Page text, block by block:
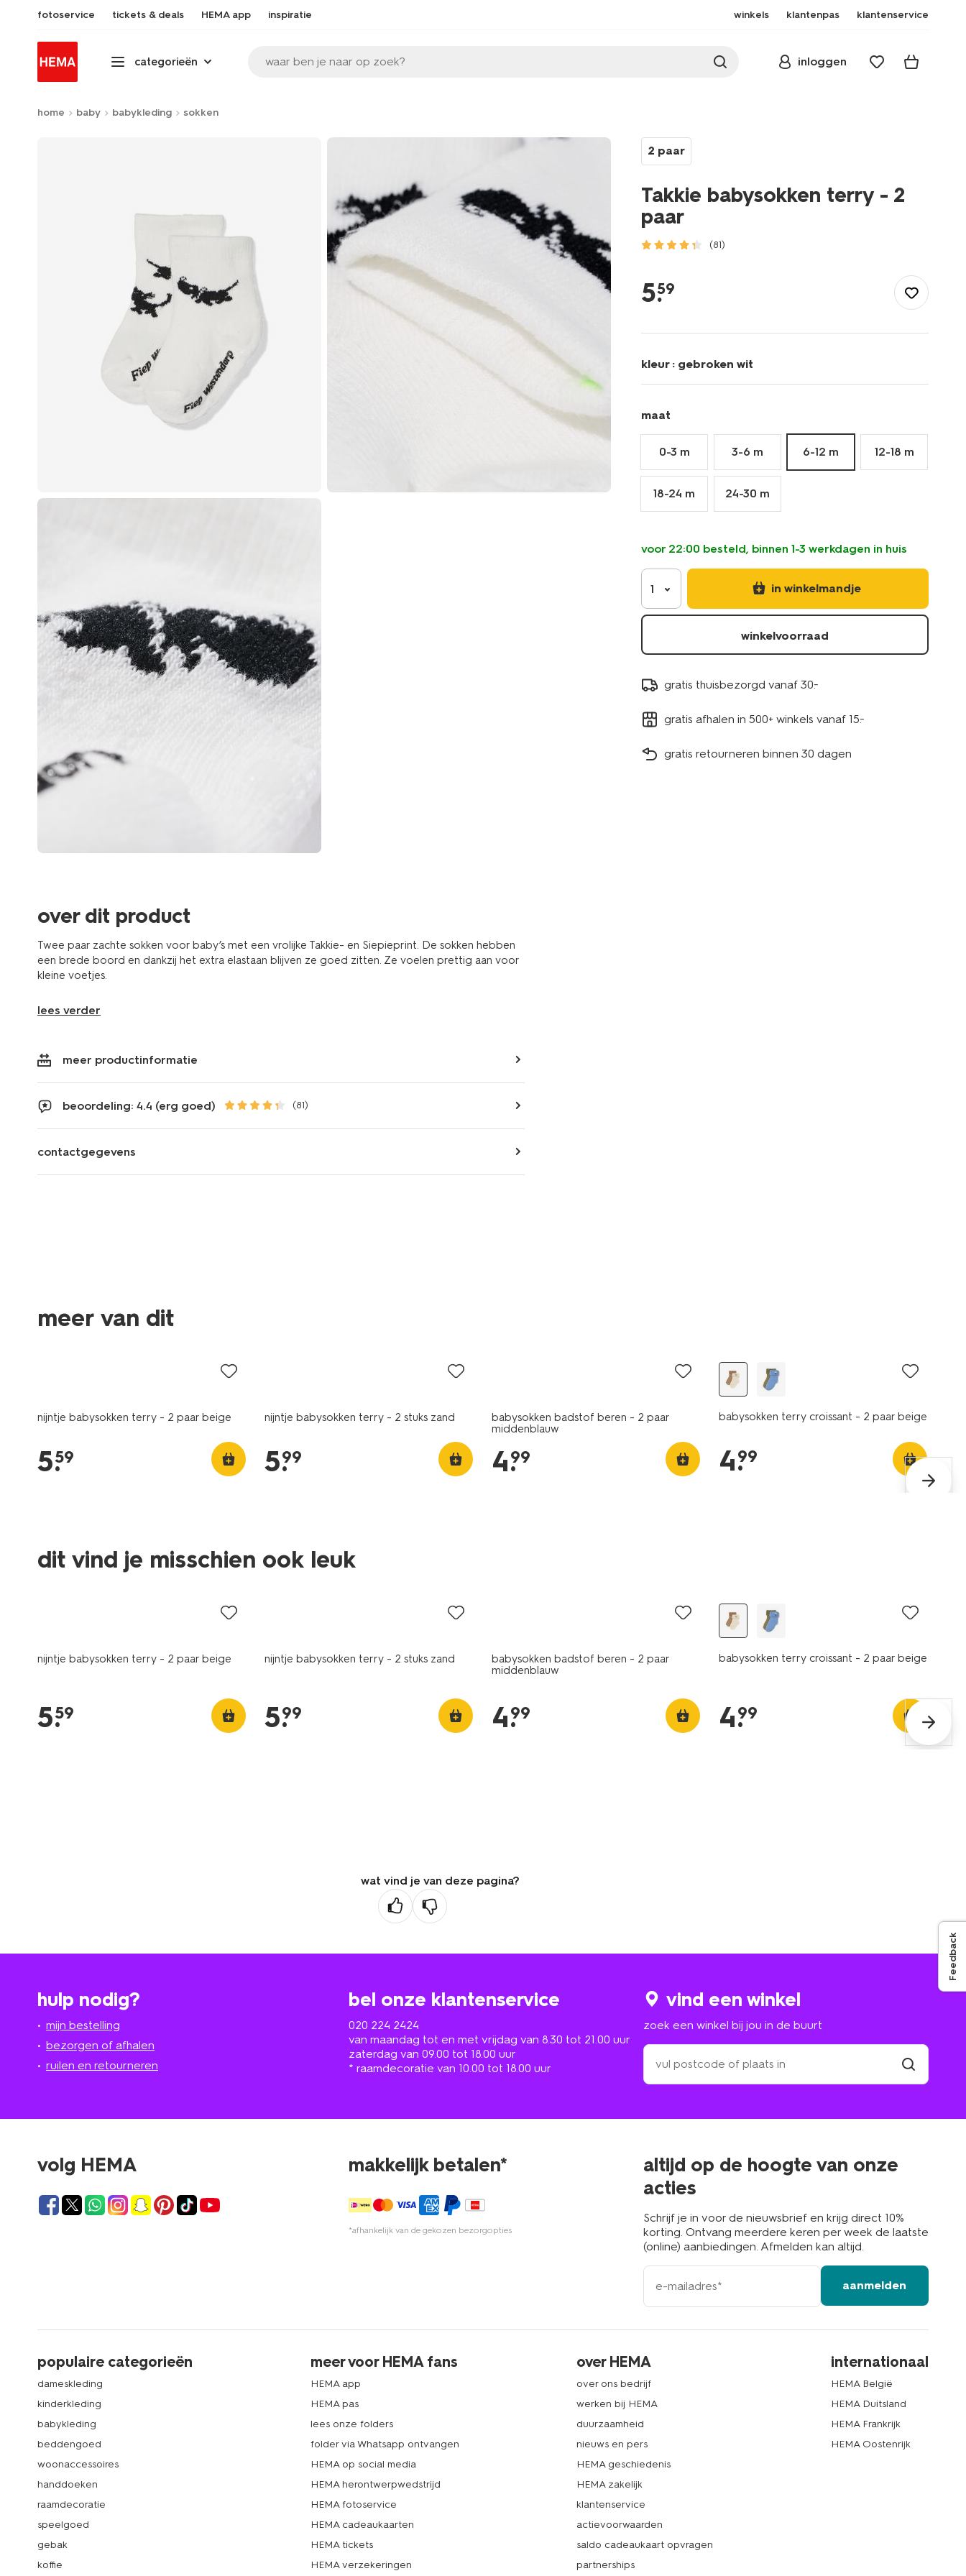
fotoservice tickets & deals HEMA app inspiratie winkels klantenpas klantenservice
categorieën waar ben je naar op zoek? inloggen
home baby babykleding sokken
over dit product
Twee paar zachte sokken voor baby’s met een vrolijke Takkie- en Siepieprint. De sokken hebben
een brede boord en dankzij het extra elastaan blijven ze goed zitten. Ze voelen prettig aan voor
kleine voetjes.
lees verder
meer productinformatie
beoordeling: 4.4 (erg goed) (81)
contactgegevens
2 paar
Takkie babysokken terry - 2
paar
(81)
terry-
5.
59
kleur : gebroken wit
maat
0-3 m 3-6 m 6-12 m 12-18 m
18-24 m 24-30 m
voor 22:00 besteld, binnen 1-3 werkdagen in huis
1 in winkelmandje
winkelvoorraad
gratis thuisbezorgd vanaf 30.-
gratis afhalen in 500+ winkels vanaf 15.-
gratis retourneren binnen 30 dagen
meer van dit
nijntje babysokken terry - 2 paar beige
5.
59
nijntje babysokken terry - 2 stuks zand
5.
99
babysokken badstof beren - 2 paar
middenblauw
4.
99
babysokken terry croissant - 2 paar beige
4.
99
dit vind je misschien ook leuk
nijntje babysokken terry - 2 paar beige
5.
59
nijntje babysokken terry - 2 stuks zand
5.
99
babysokken badstof beren - 2 paar
middenblauw
4.
99
babysokken terry croissant - 2 paar beige
4.
99
wat vind je van deze pagina?
hulp nodig?
mijn bestelling
bezorgen of afhalen
ruilen en retourneren
bel onze klantenservice
020 224 2424
van maandag tot en met vrijdag van 8.30 tot 21.00 uur
zaterdag van 09.00 tot 18.00 uur
* raamdecoratie van 10.00 tot 18.00 uur
vind een winkel
zoek een winkel bij jou in de buurt
zoek
een
winkel
in
volg HEMA makkelijk betalen*
*afhankelijk van de gekozen bezorgopties
altijd op de hoogte van onze
acties
Schrijf je in voor de nieuwsbrief en krijg direct 10%
korting. Ontvang meerdere keren per week de laatste
(online) aanbiedingen. Afmelden kan altijd.
e-
mailadres
aanmelden
populaire categorieën
dameskleding
kinderkleding
babykleding
beddengoed
woonaccessoires
handdoeken
raamdecoratie
speelgoed
gebak
koffie
meer voor HEMA fans
HEMA app
HEMA pas
lees onze folders
folder via Whatsapp ontvangen
HEMA op social media
HEMA herontwerpwedstrijd
HEMA fotoservice
HEMA cadeaukaarten
HEMA tickets
HEMA verzekeringen
over HEMA
over ons bedrijf
werken bij HEMA
duurzaamheid
nieuws en pers
HEMA geschiedenis
HEMA zakelijk
klantenservice
actievoorwaarden
saldo cadeaukaart opvragen
partnerships
internationaal
HEMA België
HEMA Duitsland
HEMA Frankrijk
HEMA Oostenrijk
Feedback